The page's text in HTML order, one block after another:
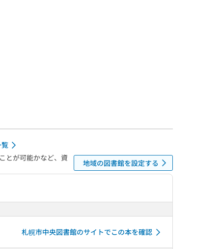
とが可能かなど、資
地域の図書館を設定する
札幌市中央図書館のサイトでこの本を確認